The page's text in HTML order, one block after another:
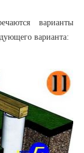
варианты
варианта: